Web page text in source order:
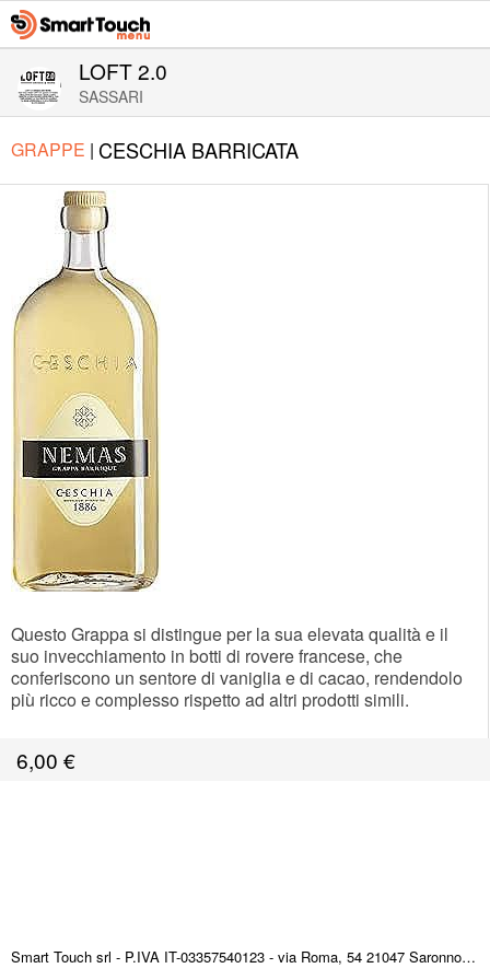
LOFT 2.0
SASSARI
GRAPPE | CESCHIA BARRICATA
Questo Grappa si distingue per la sua elevata qualità e il
suo invecchiamento in botti di rovere francese, che
conferiscono un sentore di vaniglia e di cacao, rendendolo
più ricco e complesso rispetto ad altri prodotti simili.
6,00 €
Smart Touch srl - P.IVA IT-03357540123 - via Roma, 54 21047 Saronno (VA) ITALY